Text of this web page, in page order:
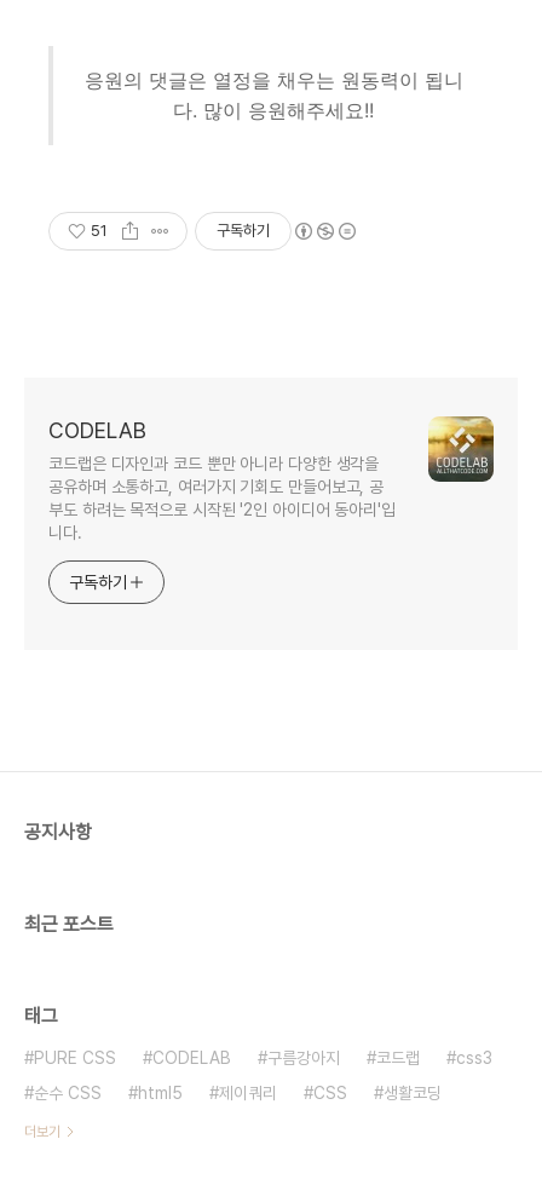
응원의 댓글은 열정을 채우는 원동력이 됩니
다. 많이 응원해주세요!!
51 구독하기
CODELAB
코드랩은 디자인과 코드 뿐만 아니라 다양한 생각을
공유하며 소통하고, 여러가지 기회도 만들어보고, 공
부도 하려는 목적으로 시작된 '2인 아이디어 동아리'입
니다.
구독하기
공지사항
최근 포스트
태그
PURE CSS CODELAB 구름강아지 코드랩
css3
순수 CSS
html5 제이쿼리 CSS 생활코딩
더보기